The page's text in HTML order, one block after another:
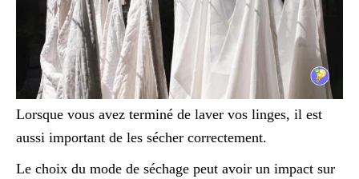
Lorsque vous avez terminé de laver vos linges, il est
aussi important de les sécher correctement.
Le choix du mode de séchage peut avoir un impact sur